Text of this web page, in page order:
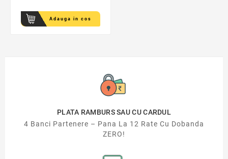
Adauga in cos
PLATA RAMBURS SAU CU CARDUL
4 Banci Partenere – Pana La 12 Rate Cu Dobanda
ZERO!